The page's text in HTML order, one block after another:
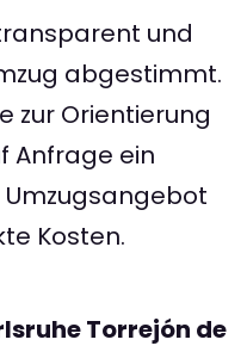
und
abgestimmt.
zur Orientierung
Anfrage ein
Kosten.
Torrejón de